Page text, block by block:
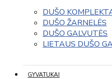
DUŠO
DUŠO ŽARNELĖS
DUŠO GALVUTĖS
LIETAUS DUŠO
GYVATUKAI